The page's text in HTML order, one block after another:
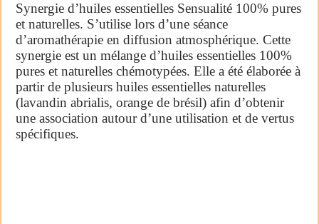
Synergie d’huiles essentielles Sensualité 100% pures
et naturelles. S’utilise lors d’une séance
d’aromathérapie en diffusion atmosphérique. Cette
synergie est un mélange d’huiles essentielles 100%
pures et naturelles chémotypées. Elle a été élaborée à
partir de plusieurs huiles essentielles naturelles
(lavandin abrialis, orange de brésil) afin d’obtenir
une association autour d’une utilisation et de vertus
spécifiques.